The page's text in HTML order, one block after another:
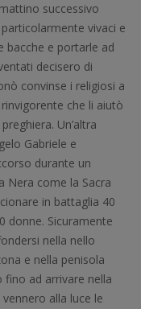
successivo
vivaci e
bacche e portarle ad
decisero di
convinse i religiosi a
che li aiutò
Un’altra
Gabriele e
durante un
Nera come la Sacra
in battaglia 40
donne. Sicuramente
nella nello
e nella penisola
ad arrivare nella
alla luce le